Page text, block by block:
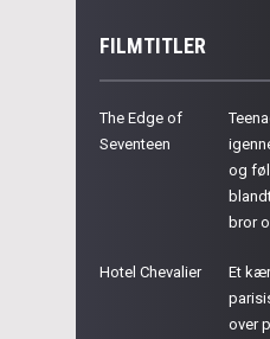
FILMTITLER
The Edge of
Seventeen
og
bror
Hotel Chevalier
Et
over